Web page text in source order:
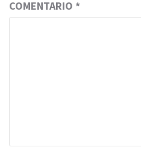
COMENTARIO *